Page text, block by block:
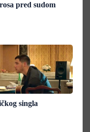
pred sudom
singla